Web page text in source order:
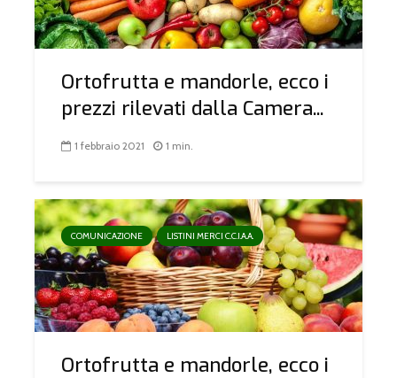
Ortofrutta e mandorle, ecco i
prezzi rilevati dalla Camera...
1 febbraio 2021 1 min.
COMUNICAZIONE LISTINI MERCI C.C.I.A.A.
Ortofrutta e mandorle, ecco i